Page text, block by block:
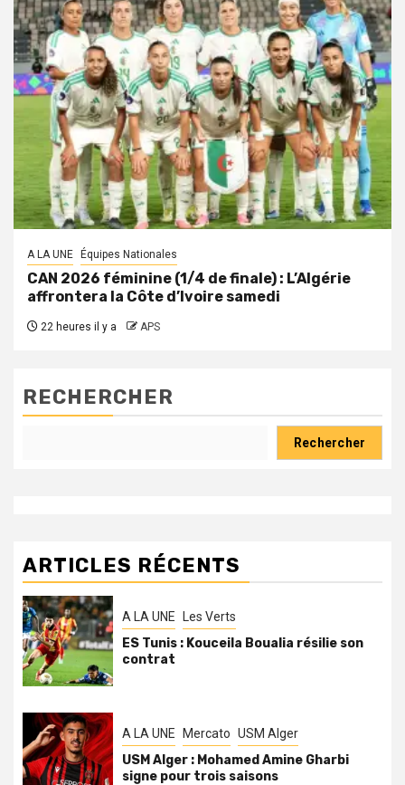
A LA UNE Équipes Nationales
CAN 2026 féminine (1/4 de finale) : L’Algérie
affrontera la Côte d’Ivoire samedi
22 heures il y a APS
RECHERCHER
Rechercher
ARTICLES RÉCENTS
A LA UNE Les Verts
ES Tunis : Kouceila Boualia résilie son
contrat
A LA UNE Mercato USM Alger
USM Alger : Mohamed Amine Gharbi
signe pour trois saisons